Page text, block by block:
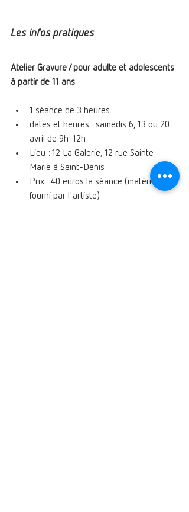
Les infos pratiques
Atelier Gravure / pour adulte et adolescents
à partir de 11 ans
1 séance de 3 heures
dates et heures : samedis 6, 13 ou 20
avril de 9h-12h
Lieu : 12 La Galerie, 12 rue Sainte-
Marie à Saint-Denis
Prix : 40 euros la séance (matériel
fourni par l'artiste)